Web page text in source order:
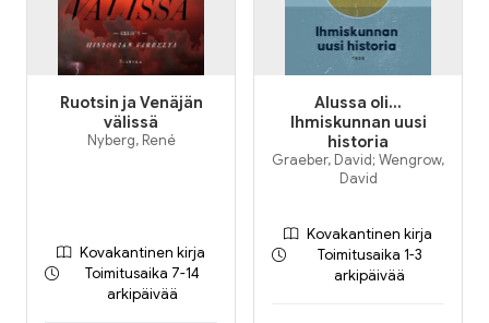
Ruotsin ja Venäjän
välissä
Nyberg, René
Kovakantinen kirja
Toimitusaika 7-14
arkipäivää
Alussa oli...
Ihmiskunnan uusi
historia
Graeber, David; Wengrow,
David
Kovakantinen kirja
Toimitusaika 1-3
arkipäivää